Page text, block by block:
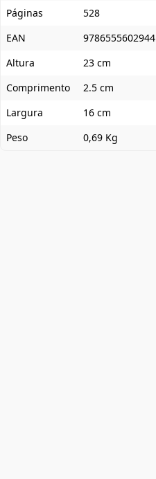
Páginas
528
EAN
9786555602944
Altura
23 cm
Comprimento
2.5 cm
Largura
16 cm
Peso
0,69 Kg